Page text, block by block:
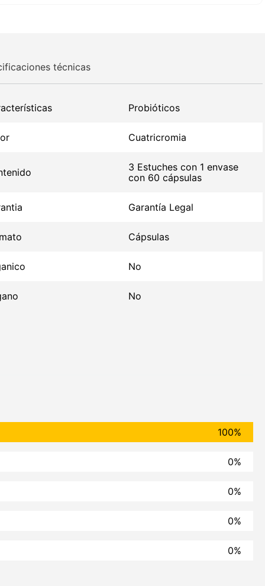
técnicas
Probióticos
Cuatricromia
3 Estuches con 1 envase
con 60 cápsulas
Garantía Legal
Cápsulas
No
No
100%
0%
0%
0%
0%